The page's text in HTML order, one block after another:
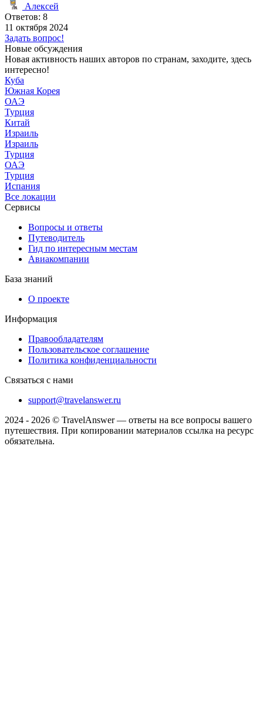
Алексей
Ответов: 8
11 октября 2024
Задать вопрос!
Новые обсуждения
Новая активность наших авторов по странам, заходите, здесь
интересно!
Куба
Южная Корея
ОАЭ
Турция
Китай
Израиль
Израиль
Турция
ОАЭ
Турция
Испания
Все локации
Сервисы
Вопросы и ответы
Путеводитель
Гид по интересным местам
Авиакомпании
База знаний
О проекте
Информация
Правообладателям
Пользовательское соглашение
Политика конфиденциальности
Связаться с нами
support@travelanswer.ru
2024 - 2026 © TravelAnswer — ответы на все вопросы вашего
путешествия. При копировании материалов ссылка на ресурс
обязательна.